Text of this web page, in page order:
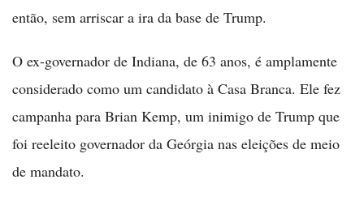
então, sem arriscar a ira da base de Trump.
O ex-governador de Indiana, de 63 anos, é amplamente
considerado como um candidato à Casa Branca. Ele fez
campanha para Brian Kemp, um inimigo de Trump que
foi reeleito governador da Geórgia nas eleições de meio
de mandato.